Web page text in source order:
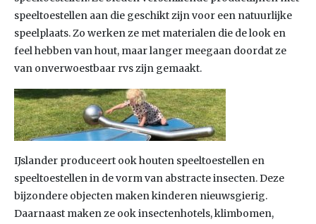
speeltoestellen aan die geschikt zijn voor een natuurlijke
speelplaats. Zo werken ze met materialen die de look en
feel hebben van hout, maar langer meegaan doordat ze
van onverwoestbaar rvs zijn gemaakt.
IJslander produceert ook houten speeltoestellen en
speeltoestellen in de vorm van abstracte insecten. Deze
bijzondere objecten maken kinderen nieuwsgierig.
Daarnaast maken ze ook insectenhotels, klimbomen,